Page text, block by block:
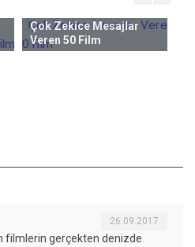
Çok Zekice Mesajlar
Veren 50 Film
26.09.2017
filmlerin gerçekten denizde